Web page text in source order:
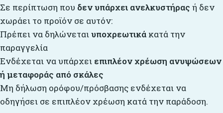
Σε περίπτωση που δεν υπάρχει ανελκυστήρας ή δεν
χωράει το προϊόν σε αυτόν:
Πρέπει να δηλώνεταιυποχρεωτικά κατά την
παραγγελία
Ενδέχεται να υπάρχει επιπλέον χρέωση ανυψώσεων
ή μεταφοράς από σκάλες
Μη δήλωση ορόφου/πρόσβασης ενδέχεται να
οδηγήσει σε επιπλέον χρέωση κατά την παράδοση.